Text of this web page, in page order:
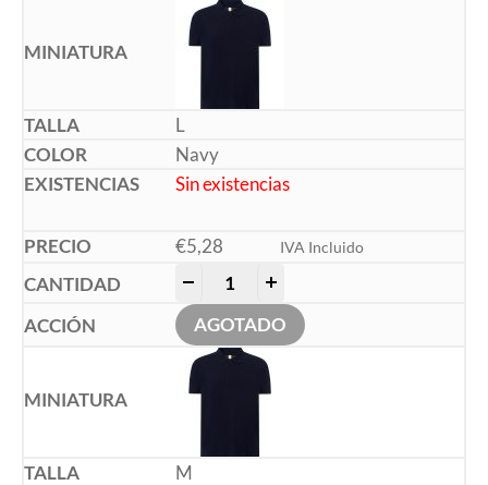
L
Navy
Sin existencias
€5,28 IVA Incluido
AGOTADO
M